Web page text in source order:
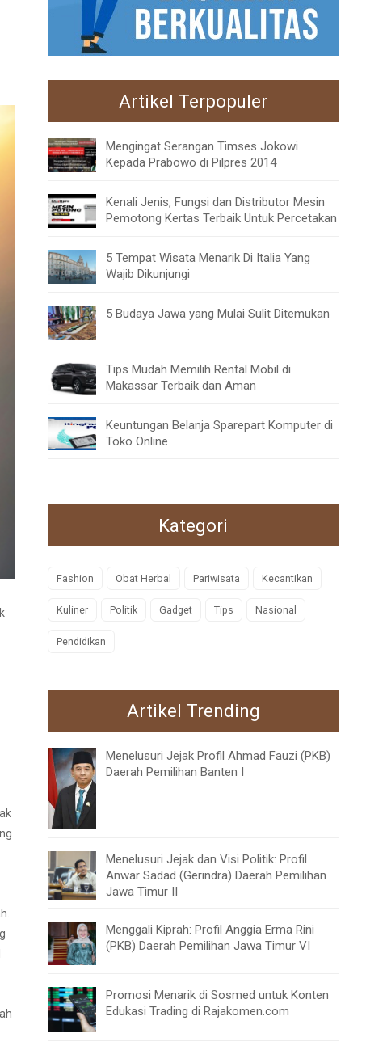
Artikel Terpopuler
Mengingat Serangan Timses Jokowi
Kepada Prabowo di Pilpres 2014
Kenali Jenis, Fungsi dan Distributor Mesin
Pemotong Kertas Terbaik Untuk Percetakan
5 Tempat Wisata Menarik Di Italia Yang
Wajib Dikunjungi
5 Budaya Jawa yang Mulai Sulit Ditemukan
Tips Mudah Memilih Rental Mobil di
Makassar Terbaik dan Aman
Keuntungan Belanja Sparepart Komputer di
Toko Online
Kategori
Fashion Obat Herbal Pariwisata Kecantikan
Kuliner Politik Gadget Tips Nasional
Pendidikan
Artikel Trending
Menelusuri Jejak Profil Ahmad Fauzi (PKB)
Daerah Pemilihan Banten I
Menelusuri Jejak dan Visi Politik: Profil
Anwar Sadad (Gerindra) Daerah Pemilihan
Jawa Timur II
Menggali Kiprah: Profil Anggia Erma Rini
(PKB) Daerah Pemilihan Jawa Timur VI
Promosi Menarik di Sosmed untuk Konten
Edukasi Trading di Rajakomen.com